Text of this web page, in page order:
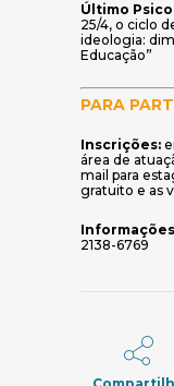
Último
25/4, o ciclo
ideologia:
Educação”
PARA
Inscrições:
área de
mail para
gratuito e as
2138-6769